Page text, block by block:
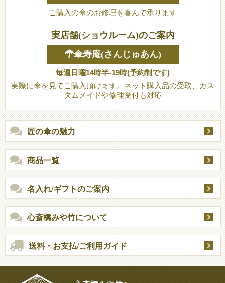
ご購入の傘のお修理を喜んで承ります
実店舗(ショウルーム)のご案内
☂傘寿庵(さんじゅあん)
毎週日曜14時半-19時(予約制です)
実際に傘を見てご購入頂けます。ネット購入品の受取、カス
タムメイドや修理受付も対応
匠の傘の魅力
商品一覧
名入れ/ギフトのご案内
心斎橋みや竹について
送料・お支払/ご利用ガイド